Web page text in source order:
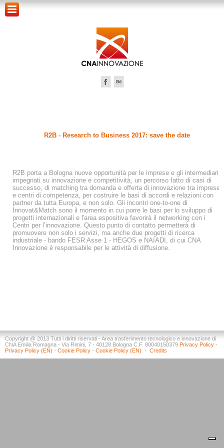
R2B - Research to Business 2017: save the date
R2B porta a Bologna nuove opportunità per le imprese e gli intermediari
impegnati su innovazione e competitività, un percorso fatto di casi di
successo, di matching tra domanda e offerta di innovazione tra imprese
e centri di competenza, per costruire le basi di accordi e relazioni con
partner da tutta Europa, e non solo. Gli incontri one-to-one di
Innovat&Match sono il momento in cui porre le basi per lo sviluppo di
progetti internazionali e l'area espositiva favorirà il networking con i
Centri per l’innovazione. Questo punto di contatto permetterà di
promuovere non solo i servizi, ma anche due progetti di ricerca
industriale - bando FESR Asse 1 - HEGOS e NAIADI, di cui CNA
Innovazione è responsabile per le attività di diffusione.
Copyright @ 2013 Tutti i diritti riservati - Area trasferimento tecnologico e innovazione di
CNA Emilia Romagna - Via Rimini, 7 - 40128 Bologna C.F. 80040150379 Privacy Policy -
Privacy Policy (EN) - Cookie Policy - Cookie Policy (EN) - Credits